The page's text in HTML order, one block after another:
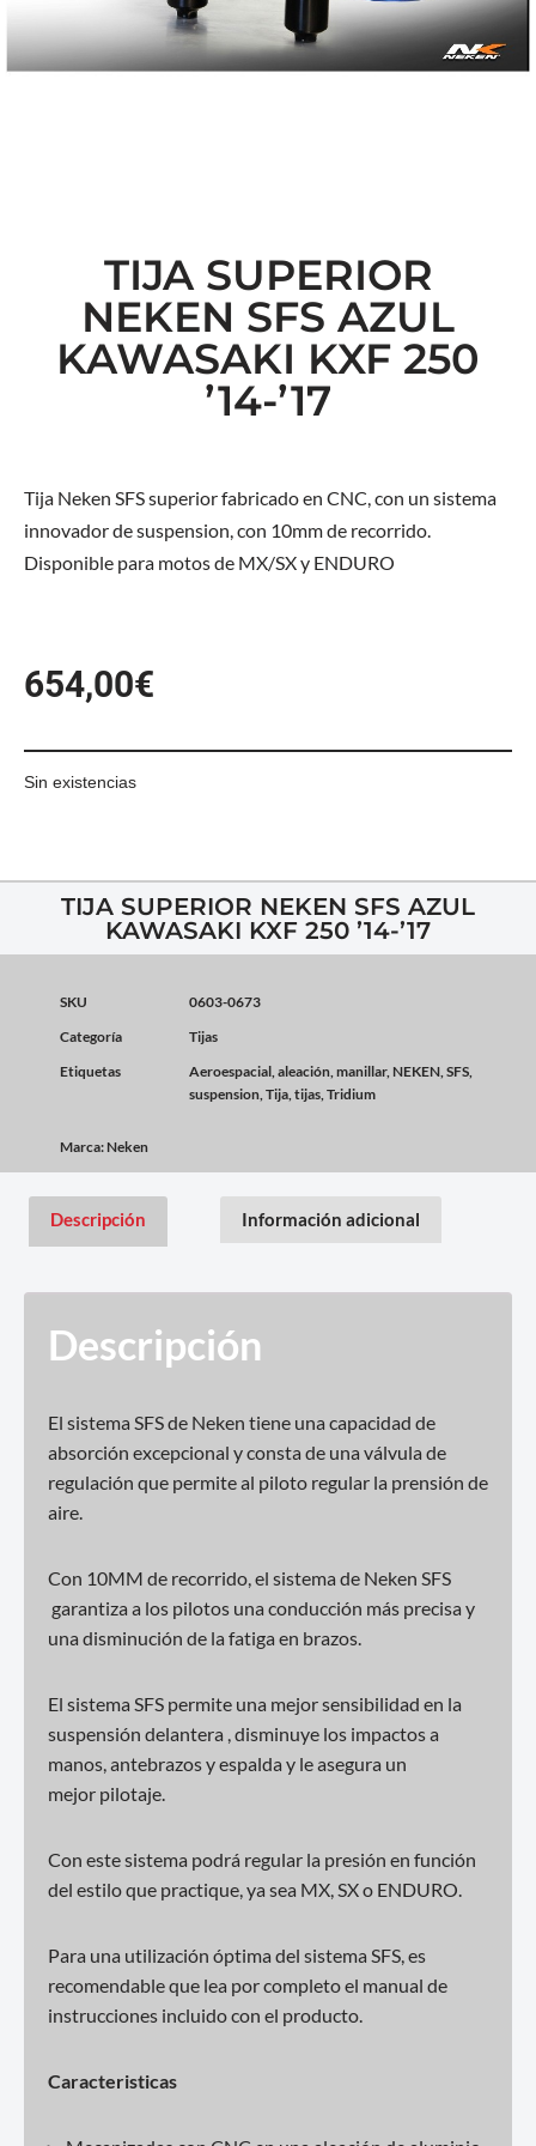
TIJA SUPERIOR
NEKEN SFS AZUL
KAWASAKI KXF 250
’14-’17
Tija Neken SFS superior fabricado en CNC, con un sistema
innovador de suspension, con 10mm de recorrido.
Disponible para motos de MX/SX y ENDURO
654,00€
Sin existencias
TIJA SUPERIOR NEKEN SFS AZUL
KAWASAKI KXF 250 ’14-’17
SKU
0603-0673
Categoría
Tijas
Etiquetas
Aeroespacial,aleación,manillar, NEKEN,SFS,
suspension,Tija,tijas,Tridium
Marca: Neken
Descripción Información adicional
Descripción
El sistema SFS de Neken tiene una capacidad de
absorción excepcional y consta de una válvula de
regulación que permite al piloto regular la prensión de
aire.
Con 10MM de recorrido, el sistema de Neken SFS
garantiza a los pilotos una conducción más precisa y
una disminución de la fatiga en brazos.
El sistema SFS permite una mejor sensibilidad en la
suspensión delantera , disminuye los impactos a
manos, antebrazos y espalda y le asegura un
mejor pilotaje.
Con este sistema podrá regular la presión en función
del estilo que practique, ya sea MX, SX o ENDURO.
Para una utilización óptima del sistema SFS, es
recomendable que lea por completo el manual de
instrucciones incluido con el producto.
Caracteristicas